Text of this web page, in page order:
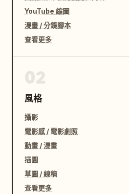
YouTube 縮圖
漫畫 / 分鏡腳本
查看更多
風格
攝影
電影感 / 電影劇照
動畫 / 漫畫
插圖
草圖 / 線稿
查看更多